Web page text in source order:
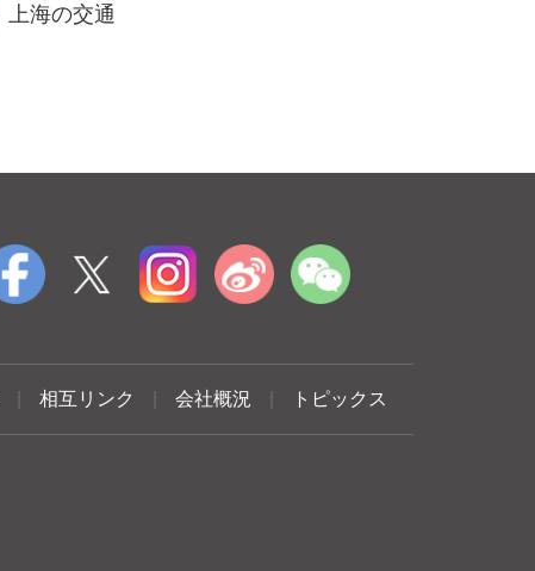
上海の交通
相互リンク 会社概況 トピックス